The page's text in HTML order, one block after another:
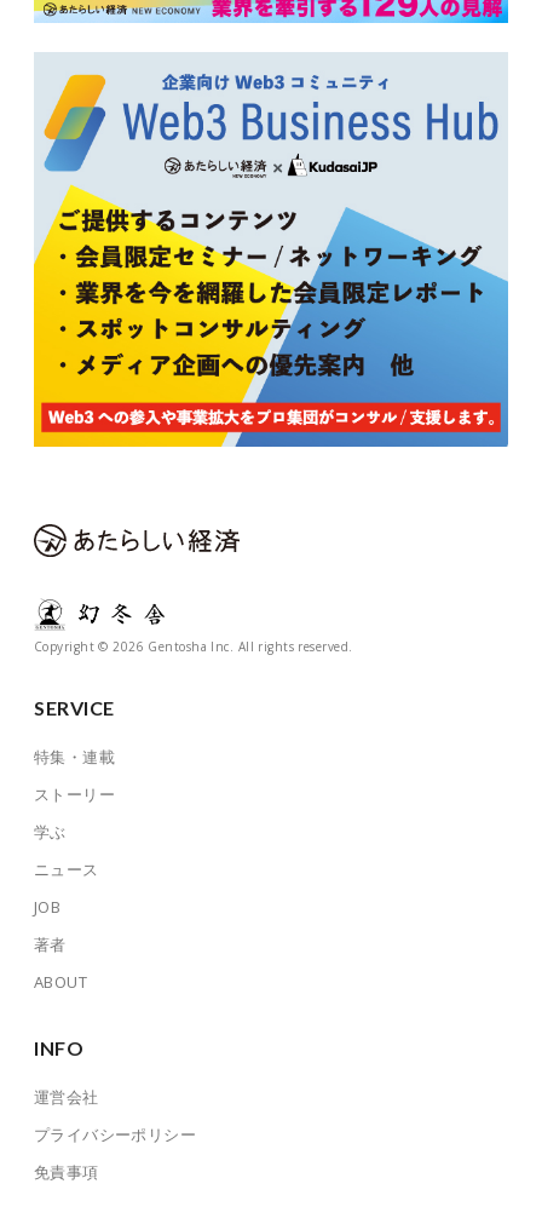
Copyright © 2026 Gentosha Inc. All rights reserved.
SERVICE
特集・連載
ストーリー
学ぶ
ニュース
JOB
著者
ABOUT
INFO
運営会社
プライバシーポリシー
免責事項